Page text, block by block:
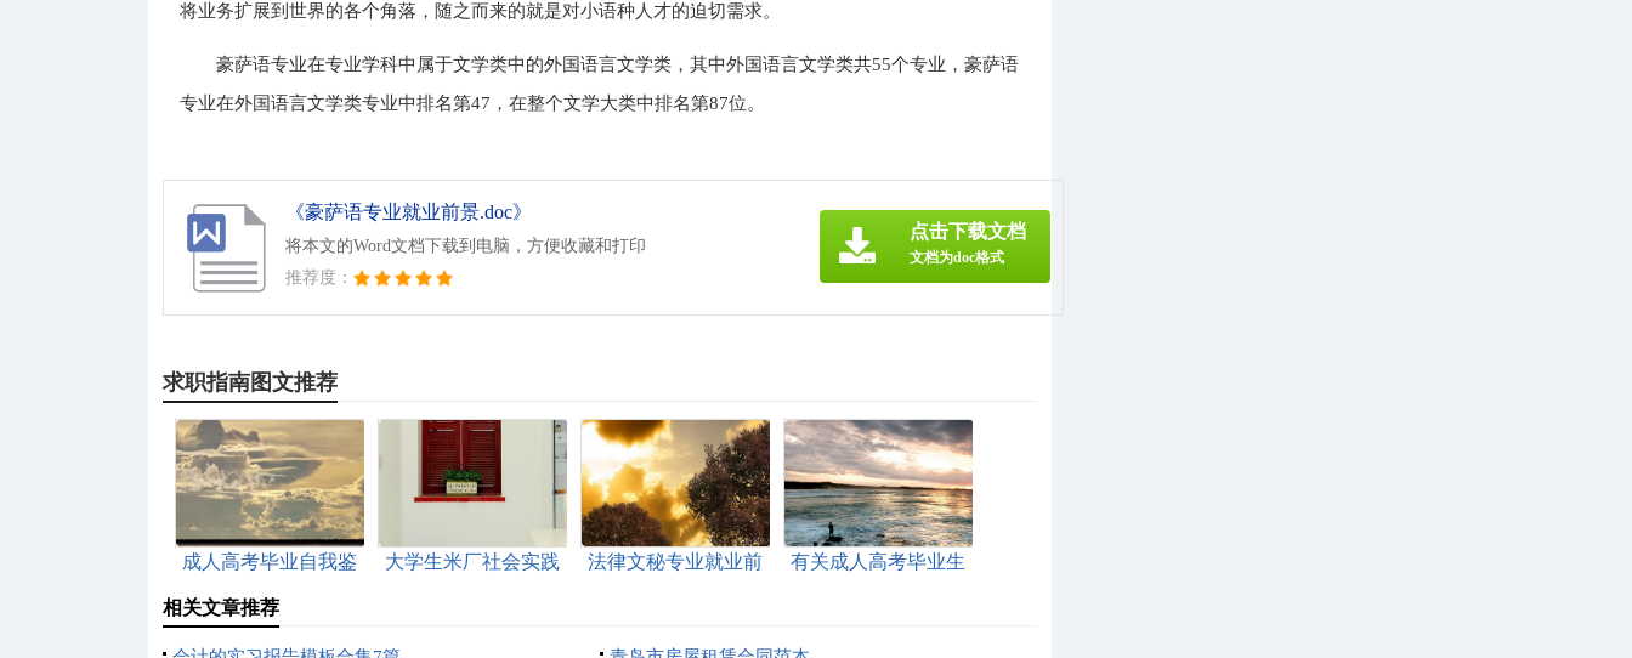
将业务扩展到世界的各个角落，随之而来的就是对小语种人才的迫切需求。
豪萨语专业在专业学科中属于文学类中的外国语言文学类，其中外国语言文学类共55个专业，豪萨语
专业在外国语言文学类专业中排名第47，在整个文学大类中排名第87位。
《豪萨语专业就业前景.doc》
将本文的Word文档下载到电脑，方便收藏和打印
推荐度：
点击下载文档
文档为doc格式
求职指南图文推荐
成人高考毕业自我鉴
大学生米厂社会实践
法律文秘专业就业前
有关成人高考毕业生
相关文章推荐